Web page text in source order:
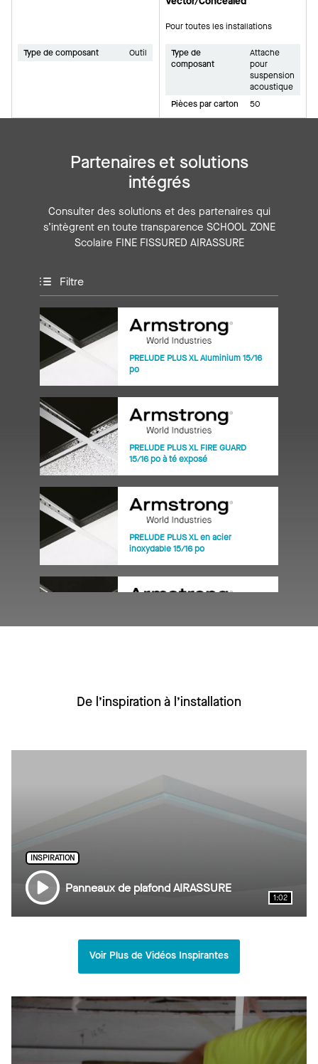
Type de composant Outil
Pour toutes les installations
Type de
composant
Attache
pour
suspension
acoustique
Pièces par carton
50
Partenaires et solutions
intégrés
Consulter des solutions et des partenaires qui
s’intègrent en toute transparence SCHOOL ZONE
Scolaire FINE FISSURED AIRASSURE
Filtre
PRELUDE PLUS XL Aluminium 15/16
po
PRELUDE PLUS XL FIRE GUARD
15/16 po à té exposé
PRELUDE PLUS XL en acier
inoxydable 15/16 po
PRELUDE XL (HRC) à haut contenu
PRELUDE XL FIRE GUARD 15/16 po à
De l’inspiration à l’installation
INSPIRATION
Panneaux de plafond AIRASSURE
1:02
Voir Plus de Vidéos Inspirantes